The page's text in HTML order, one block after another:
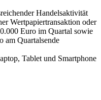
Handelsaktivität
Wertpapiertransaktion oder
Euro im Quartal sowie
am Quartalsende
Tablet und Smartphone